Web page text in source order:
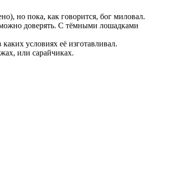
но пока, как говорится, бог миловал.
доверять. С тёмными лошадками
условиях её изготавливал.
или сарайчиках.